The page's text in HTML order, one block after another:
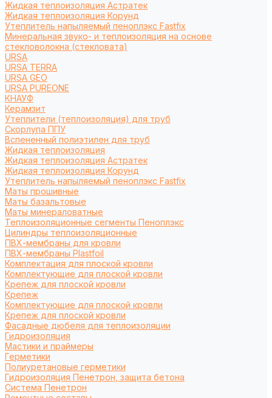
Жидкая теплоизоляция Астратек
Жидкая теплоизоляция Корунд
Утеплитель напыляемый пеноплэкс Fastfix
Минеральная звуко- и теплоизоляция на основе
стекловолокна (стекловата)
URSA
URSA TERRA
URSA GEO
URSA PUREONE
КНАУФ
Керамзит
Утеплители (теплоизоляция) для труб
Cкорлупа ППУ
Вспененный полиэтилен для труб
Жидкая теплоизоляция
Жидкая теплоизоляция Астратек
Жидкая теплоизоляция Корунд
Утеплитель напыляемый пеноплэкс Fastfix
Маты прошивные
Маты базальтовые
Маты минераловатные
Теплоизоляционные сегменты Пеноплэкс
Цилиндры теплоизоляционные
ПВХ-мембраны для кровли
ПВХ-мембраны Plastfoil
Комплектация для плоской кровли
Комплектующие для плоской кровли
Крепеж для плоской кровли
Крепеж
Комплектующие для плоской кровли
Крепеж для плоской кровли
Фасадные дюбеля для теплоизоляции
Гидроизоляция
Мастики и праймеры
Герметики
Полиуретановые герметики
Гидроизоляция Пенетрон, защита бетона
Система Пенетрон